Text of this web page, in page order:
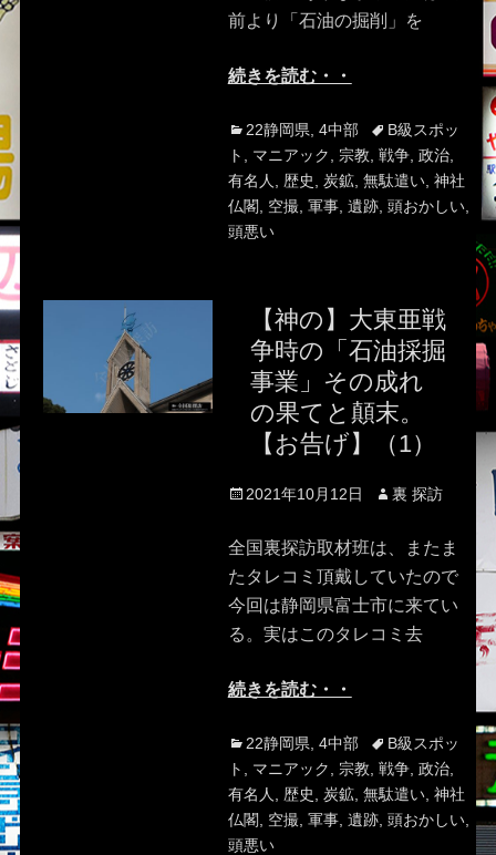
前より「石油の掘削」を
続きを読む・・
Categories
22静岡県 4中部 TagsB級スポッ
ト
マニアック 宗教 戦争, 政治,
有名人
歴史 炭鉱, 無駄遣い, 神社
仏閣
空撮, 軍事, 遺跡, 頭おかしい,
頭悪い
【神の】大東亜戦
争時の「石油採掘
事業」その成れ
の果てと顛末。
【お告げ】（1）
Posted
2021年10月12日 Author
裏 探訪
全国裏探訪取材班は、またま
たタレコミ頂戴していたので
今回は静岡県富士市に来てい
る。実はこのタレコミ去
続きを読む・・
Categories
22静岡県 4中部 TagsB級スポッ
ト
マニアック 宗教 戦争, 政治,
有名人
歴史 炭鉱, 無駄遣い, 神社
仏閣
空撮, 軍事, 遺跡, 頭おかしい,
頭悪い